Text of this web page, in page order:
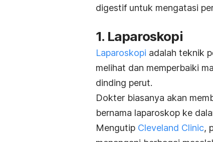
digestif untuk mengatasi
1. Laparoskopi
Laparoskopi adalah teknik
melihat dan memperbaiki
dinding perut.
Dokter biasanya akan
bernama laparoskop ke
Mengutip Cleveland Clinic,